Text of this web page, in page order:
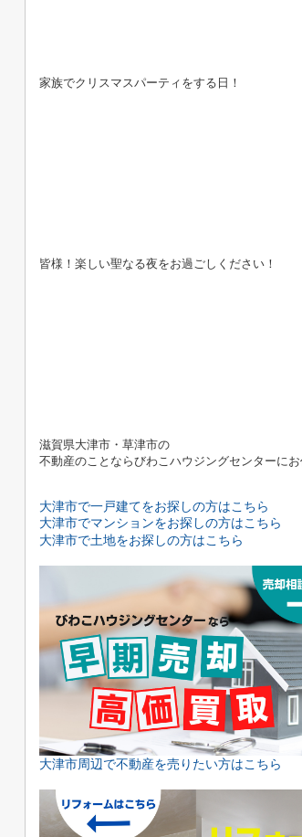
家族でクリスマスパーティをする日！
皆様！楽しい聖なる夜をお過ごしください！
滋賀県大津市・草津市の
不動産のことならびわこハウジングセンターにお
大津市で一戸建てをお探しの方はこちら
大津市でマンションをお探しの方はこちら
大津市で土地をお探しの方はこちら
大津市周辺で不動産を売りたい方はこちら